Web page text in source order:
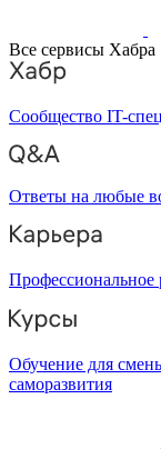
Все сервисы Хабра
Сообщество IT-
Ответы на любые
Профессиональное
Обучение для
саморазвития